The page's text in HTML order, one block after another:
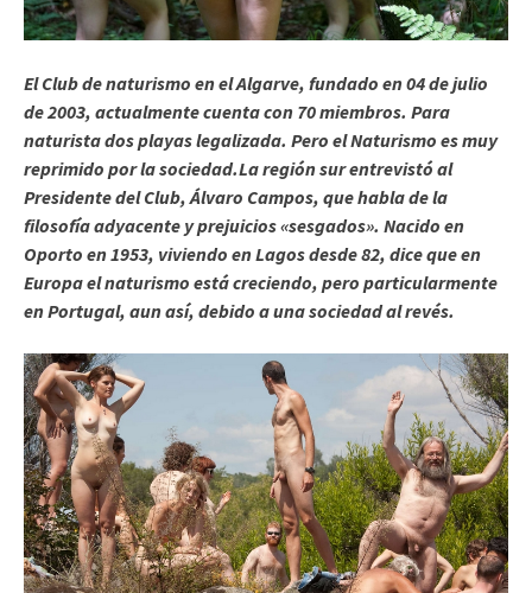
El Club de naturismo en el Algarve, fundado en 04 de julio
de 2003, actualmente cuenta con 70 miembros. Para
naturista dos playas legalizada. Pero el Naturismo es muy
reprimido por la sociedad.La región sur entrevistó al
Presidente del Club, Álvaro Campos, que habla de la
filosofía adyacente y prejuicios «sesgados». Nacido en
Oporto en 1953, viviendo en Lagos desde 82, dice que en
Europa el naturismo está creciendo, pero particularmente
en Portugal, aun así, debido a una sociedad al revés.